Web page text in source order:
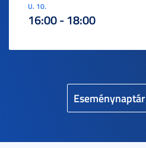
Eseménynaptár
U. 10.
16:00 - 18:00